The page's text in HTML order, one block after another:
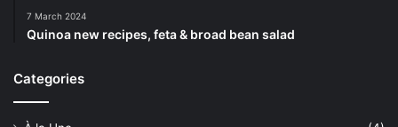
7 March 2024
Quinoa new recipes, feta & broad bean salad
Categories